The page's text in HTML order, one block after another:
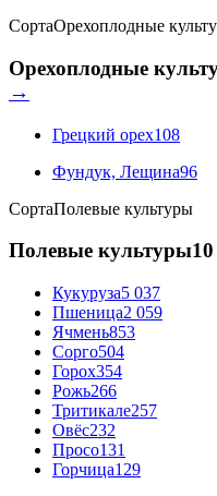
СортаОрехоплодные
Орехоплодные
→
Грецкий орех108
Фундук, Лещина96
СортаПолевые культуры
Полевые культуры
Кукуруза5 037
Пшеница2 059
Ячмень853
Сорго504
Горох354
Рожь266
Тритикале257
Овёс232
Просо131
Горчица129